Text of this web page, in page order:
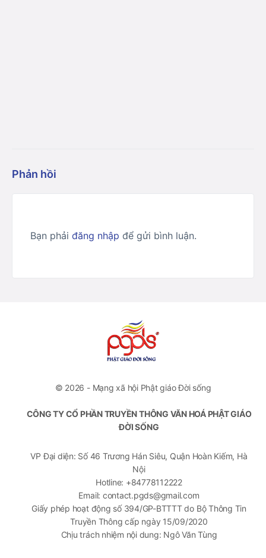
Phản hồi
Bạn phải đăng nhập để gửi bình luận.
© 2026 - Mạng xã hội Phật giáo Đời sống
CÔNG TY CỔ PHẦN TRUYỀN THÔNG VĂN HOÁ PHẬT GIÁO
ĐỜI SỐNG
VP Đại diện: Số 46 Trương Hán Siêu, Quận Hoàn Kiếm, Hà
Nội
Hotline: +84778112222
Email: contact.pgds@gmail.com
Giấy phép hoạt động số 394/GP-BTTTT do Bộ Thông Tin
Truyền Thông cấp ngày 15/09/2020
Chịu trách nhiệm nội dung: Ngô Văn Tùng